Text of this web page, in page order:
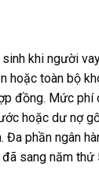
khi người
hoặc toàn bộ
đồng. Mức phí
hoặc dư nợ
Đa phần ngân
sang năm thứ